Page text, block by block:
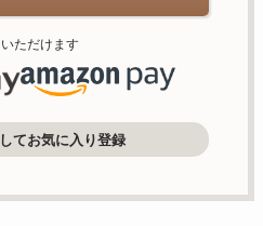
ただけます
てお気に入り登録